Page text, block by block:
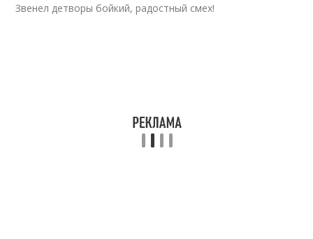
Звенел детворы бойкий, радостный смех!